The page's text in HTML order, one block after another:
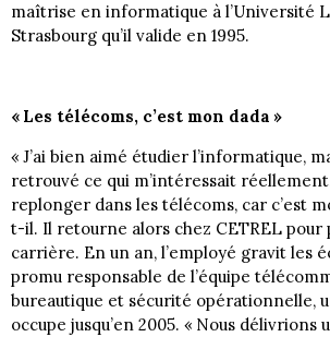
maîtrise en informatique à l’Université
Strasbourg qu’il valide en 1995.
« Les télécoms, c’est mon dada »
« J’ai bien aimé étudier l’informatique,
retrouvé ce qui m’intéressait
replonger dans les télécoms, car c’est
t-il. Il retourne alors chez CETREL pour
carrière. En un an, l’employé gravit les
promu responsable de l’équipe
bureautique et sécurité opérationnelle,
occupe jusqu’en 2005. « Nous délivrions